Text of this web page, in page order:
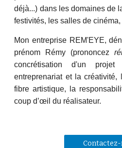
déjà...) dans les domaines de
festivités, les salles de cinéma,
Mon entreprise REM'EYE,
prénom Rémy (prononcez
concrétisation d'un
entreprenariat et la créativité,
fibre artistique, la
coup d’œil du réalisateur.